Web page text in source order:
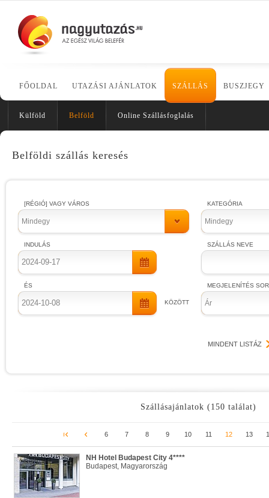
FŐOLDAL UTAZÁSI AJÁNLATOK SZÁLLÁS BUSZJEGY
Külföld Belföld Online Szállásfoglalás
Belföldi szállás keresés
[RÉGIÓ] VAGY VÁROS
Mindegy
INDULÁS
ÉS
KÖZÖTT
KATEGÓRIA
Mindegy
SZÁLLÁS NEVE
MEGJELENÍTÉS
Ár
MINDENT LISTÁZ
Szállásajánlatok (150 találat)
6 7 8 9 10 11 12 13
NH Hotel Budapest City 4****
Budapest, Magyarország